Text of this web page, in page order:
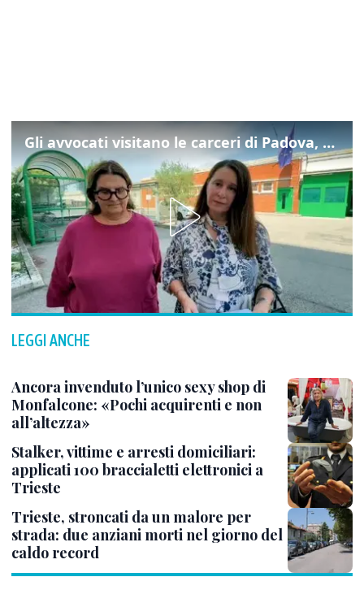
Gli avvocati visitano le carceri di Padova, ecco cosa hanno trovato
LEGGI ANCHE
Ancora invenduto l’unico sexy shop di
Monfalcone: «Pochi acquirenti e non
all’altezza»
Stalker, vittime e arresti domiciliari:
applicati 100 braccialetti elettronici a
Trieste
Trieste, stroncati da un malore per
strada: due anziani morti nel giorno del
caldo record